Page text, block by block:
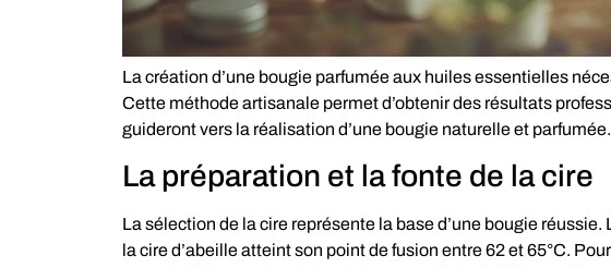
La création d’une bougie parfumée aux huiles essentielles
Cette méthode artisanale permet d’obtenir des résultats
guideront vers la réalisation d’une bougie naturelle et parfumée.
La préparation et la fonte de la cire
La sélection de la cire représente la base d’une bougie
la cire d’abeille atteint son point de fusion entre 62 et 65°C.